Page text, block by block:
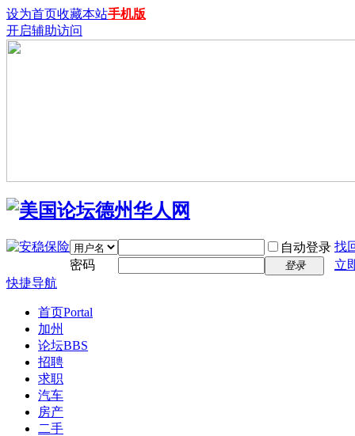
设为首页收藏本站手机版
开启辅助访问
自动登录 找
密码
登录
立
快捷导航
首页Portal
加州
论坛BBS
招聘
求职
汽车
房产
二手